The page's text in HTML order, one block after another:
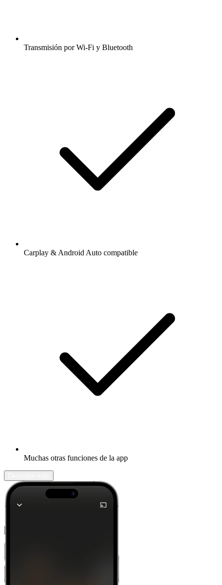
Transmisión por Wi-Fi y Bluetooth
Carplay & Android Auto compatible
Muchas otras funciones de la app